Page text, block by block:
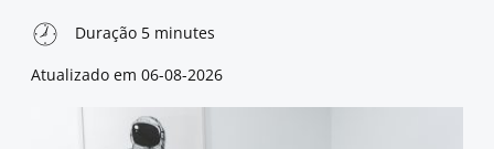
Duração 5 minutes
Atualizado em 06-08-2026